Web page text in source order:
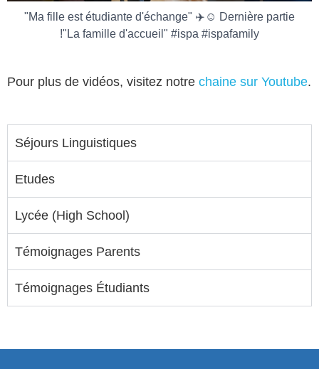
"Ma fille est étudiante d'échange" ✈️☺️ Dernière partie
!"La famille d'accueil" #ispa #ispafamily
Pour plus de vidéos, visitez notre chaine sur Youtube.
Séjours Linguistiques
Etudes
Lycée (High School)
Témoignages Parents
Témoignages Étudiants